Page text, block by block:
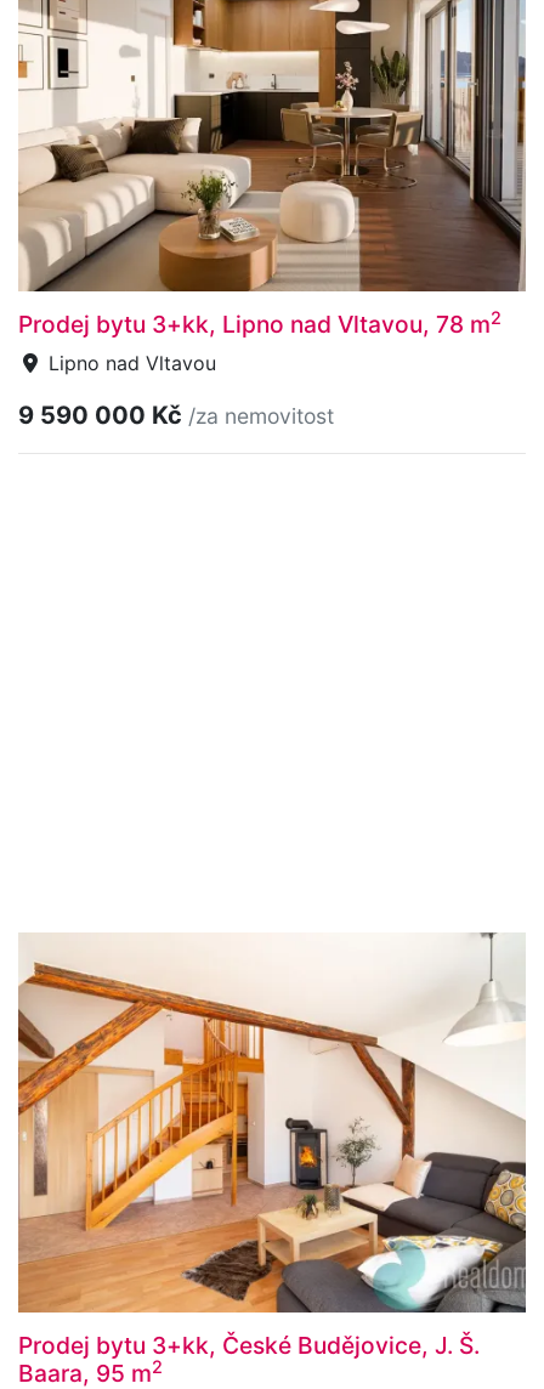
Prodej bytu 3+kk, Lipno nad Vltavou, 78 m2
Lipno nad Vltavou
9 590 000 Kč /za nemovitost
Prodej bytu 3+kk, České Budějovice, J. Š.
Baara, 95 m2